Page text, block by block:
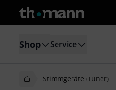
Shop Service
Stimmgeräte (Tuner)